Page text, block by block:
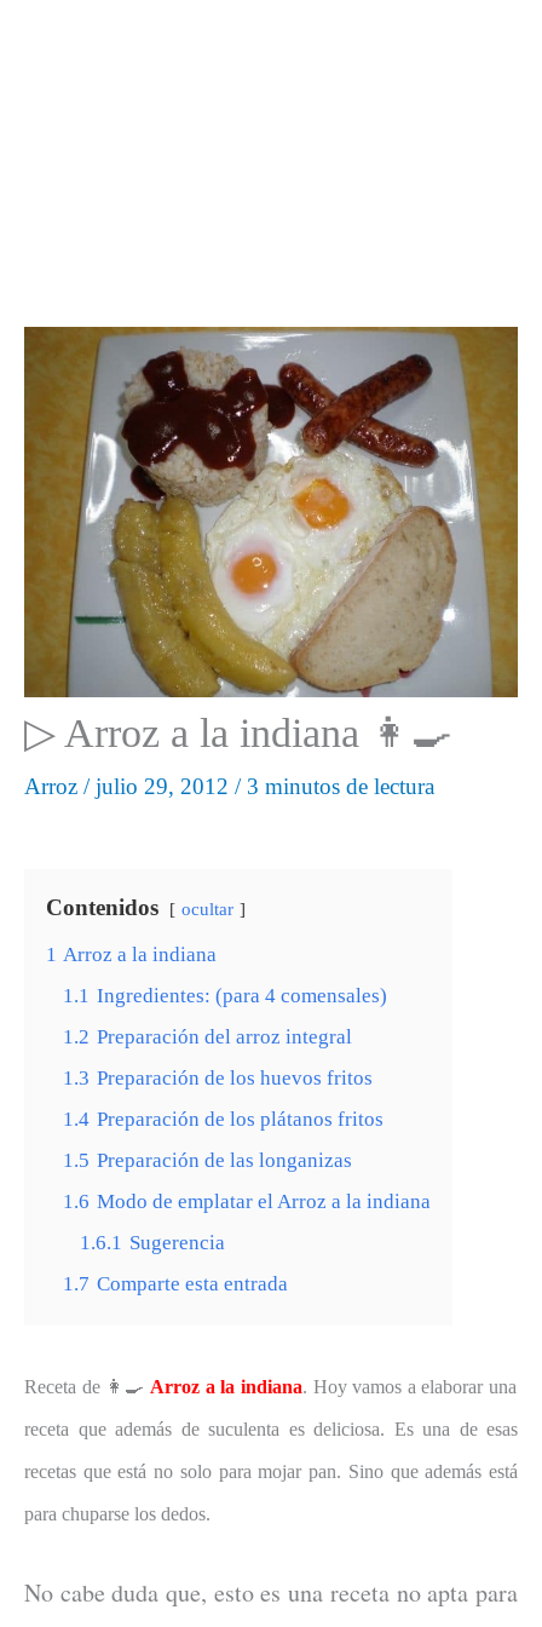
▷ Arroz a la indiana 👩‍🍳
Arroz /julio 29, 2012 / 3 minutos de lectura
Contenidos ocultar
1 Arroz a la indiana
1.1 Ingredientes: (para 4 comensales)
1.2 Preparación del arroz integral
1.3 Preparación de los huevos fritos
1.4 Preparación de los plátanos fritos
1.5 Preparación de las longanizas
1.6 Modo de emplatar el Arroz a la indiana
1.6.1 Sugerencia
1.7 Comparte esta entrada
Receta de 👩‍🍳 Arroz a la indiana. Hoy vamos a elaborar una
receta que además de suculenta es deliciosa. Es una de esas
recetas que está no solo para mojar pan. Sino que además está
para chuparse los dedos.
No cabe duda que, esto es una receta no apta para